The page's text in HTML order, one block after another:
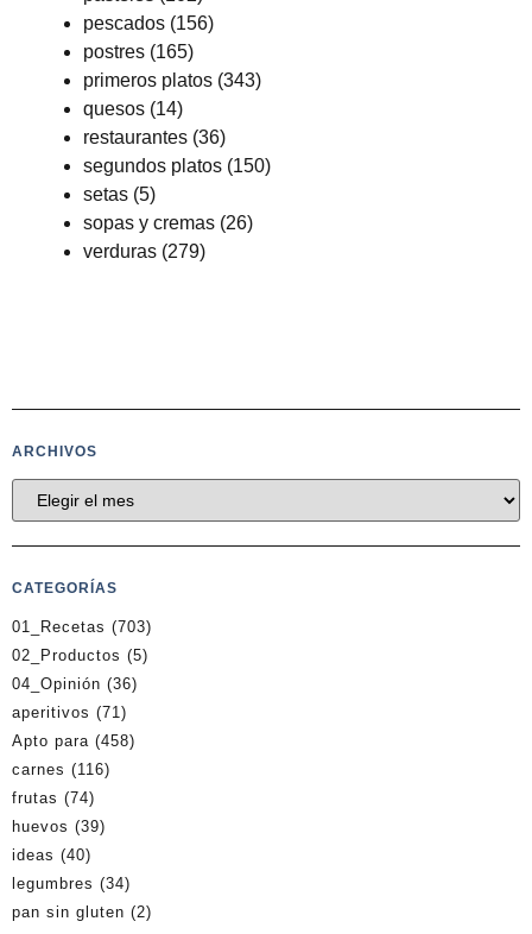
pescados (156)
postres (165)
primeros platos (343)
quesos (14)
restaurantes (36)
segundos platos (150)
setas (5)
sopas y cremas (26)
verduras (279)
ARCHIVOS
CATEGORÍAS
01_Recetas (703)
02_Productos (5)
04_Opinión (36)
aperitivos (71)
Apto para (458)
carnes (116)
frutas (74)
huevos (39)
ideas (40)
legumbres (34)
pan sin gluten (2)